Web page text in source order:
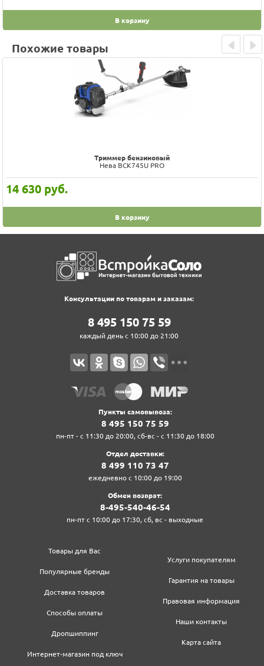
В корзину
Похожие товары
Триммер бензиновый
Нева BCK745U PRO
14 630 руб.
В корзину
Prev Next
Консультации по товарам и заказам:
8‍ 4‍9‍5‍ 1‍5‍0‍ 7‍5‍ 5‍9‍
каждый день с 10:00 до 21:00
Пункты самовывоза:
8‍ 4‍9‍5‍ 1‍5‍0‍ 7‍5‍ 5‍9‍
пн-пт - с 11:30 до 20:00, сб-вс - с 11:30 до 18:00
Отдел доставки:
8‍ 4‍9‍9‍ 1‍1‍0‍ 7‍3‍ 4‍7‍
ежедневно с 10:00 до 19:00
Обмен возврат:
8‍-4‍9‍5‍-5‍4‍0‍-4‍6‍-5‍4‍
пн-пт с 10:00 до 17:30, сб, вс - выходные
Товары для Вас
Популярные бренды
Доставка товаров
Способы оплаты
Дропшиппинг
Интернет-магазин под ключ
Услуги покупателям
Гарантия на товары
Правовая информация
Наши контакты
Карта сайта